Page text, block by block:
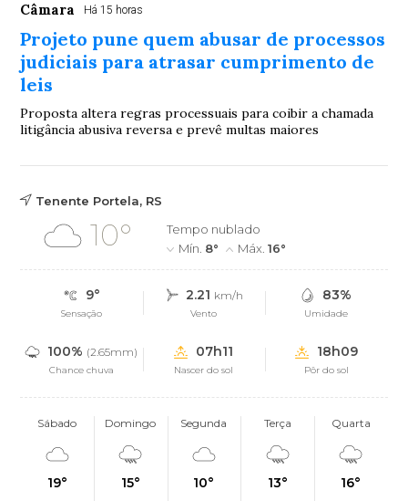
Câmara Há 15 horas
Projeto pune quem abusar de processos
judiciais para atrasar cumprimento de
leis
Proposta altera regras processuais para coibir a chamada
litigância abusiva reversa e prevê multas maiores
Tenente Portela, RS
10°
Tempo nublado
Mín. 8° Máx.16°
9°
Sensação
2.21 km/h
Vento
83%
Umidade
100% (2.65mm)
Chance chuva
07h11
Nascer do sol
18h09
Pôr do sol
Sábado
19°
Domingo
15°
Segunda
10°
Terça
13°
Quarta
16°